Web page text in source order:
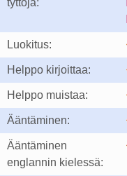
tyttöjä:
Luokitus:
Helppo kirjoittaa:
Helppo muistaa:
Ääntäminen:
Ääntäminen
englannin kielessä: